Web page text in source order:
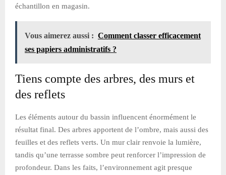
échantillon en magasin.
Vous aimerez aussi : Comment classer efficacement
ses papiers administratifs ?
Tiens compte des arbres, des murs et
des reflets
Les éléments autour du bassin influencent énormément le
résultat final. Des arbres apportent de l’ombre, mais aussi des
feuilles et des reflets verts. Un mur clair renvoie la lumière,
tandis qu’une terrasse sombre peut renforcer l’impression de
profondeur. Dans les faits, l’environnement agit presque